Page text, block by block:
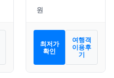
최저가
확인
여행객
이용후
기